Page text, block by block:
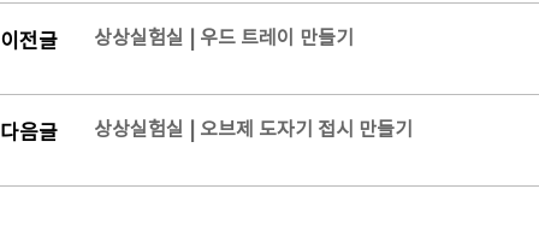
이전글 상상실험실 | 우드 트레이 만들기
다음글 상상실험실 | 오브제 도자기 접시 만들기